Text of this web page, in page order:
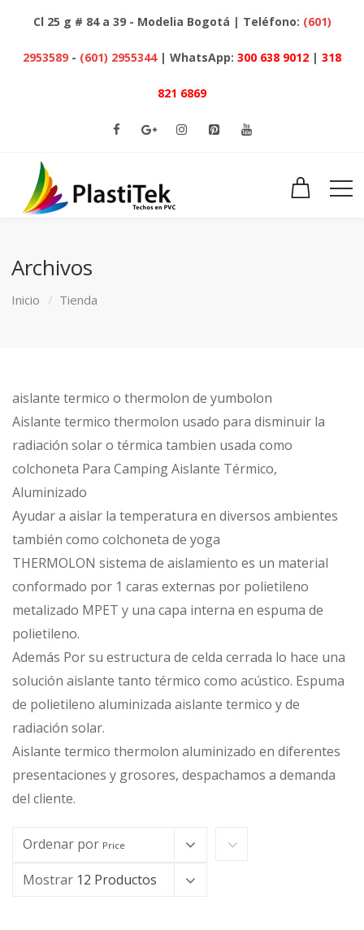
Cl 25 g # 84 a 39 - Modelia Bogotá | Teléfono: (601)
2953589 - (601) 2955344 | WhatsApp: 300 638 9012 | 318
821 6869
Archivos
Inicio Tienda
aislante termico o thermolon de yumbolon
Aislante termico thermolon usado para disminuir la
radiación solar o térmica tambien usada como
colchoneta Para Camping Aislante Térmico,
Aluminizado
Ayudar a aislar la temperatura en diversos ambientes
también como colchoneta de yoga
THERMOLON sistema de aislamiento es un material
conformado por 1 caras externas por polietileno
metalizado MPET y una capa interna en espuma de
polietileno.
Además Por su estructura de celda cerrada lo hace una
solución aislante tanto térmico como acústico. Espuma
de polietileno aluminizada aislante termico y de
radiación solar.
Aislante termico thermolon aluminizado en diferentes
presentaciones y grosores, despachamos a demanda
del cliente.
Ordenar por Price
Mostrar 12 Productos